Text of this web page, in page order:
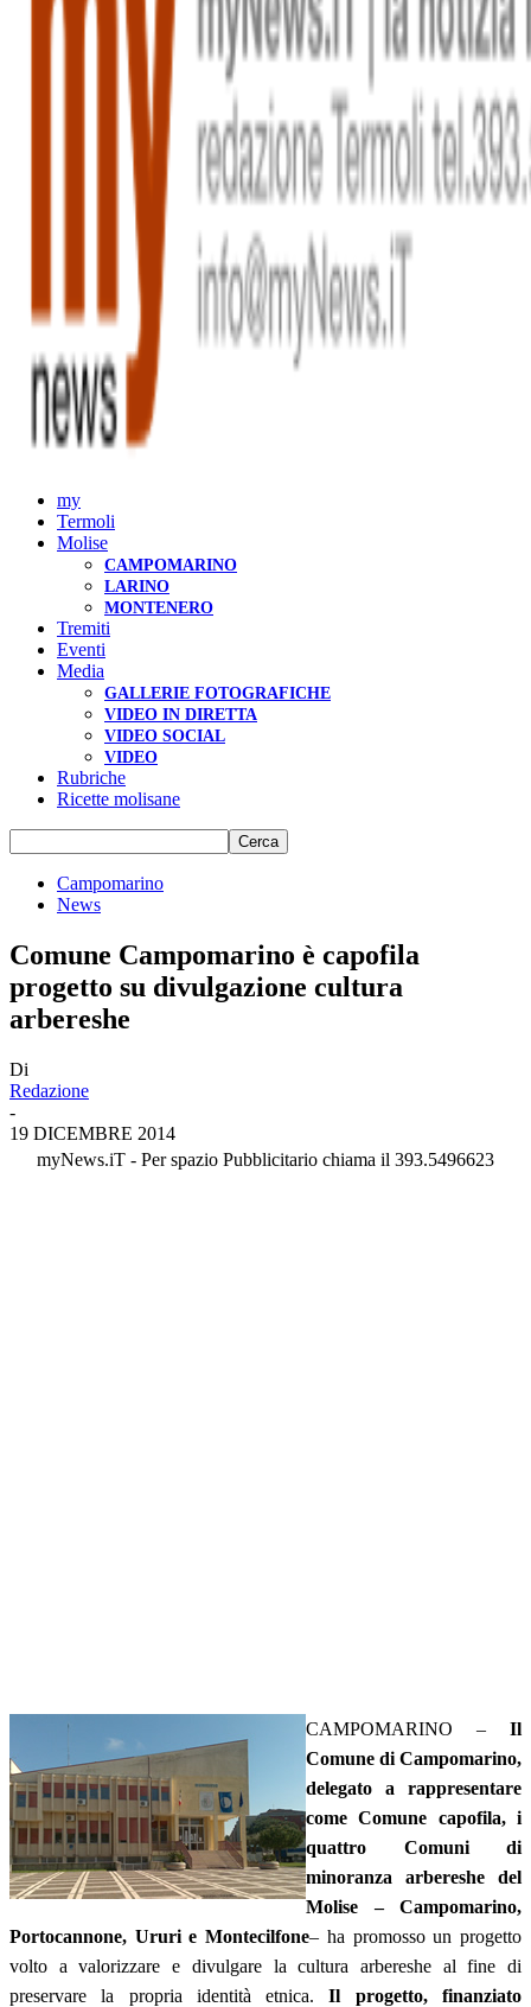
my
Termoli
Molise
CAMPOMARINO
LARINO
MONTENERO
Tremiti
Eventi
Media
GALLERIE FOTOGRAFICHE
VIDEO IN DIRETTA
VIDEO SOCIAL
VIDEO
Rubriche
Ricette molisane
Campomarino
News
Comune Campomarino è capofila
progetto su divulgazione cultura
arbereshe
Di
Redazione
-
19 DICEMBRE 2014
myNews.iT - Per spazio Pubblicitario chiama il 393.5496623
CAMPOMARINO – Il
Comune di Campomarino,
delegato a rappresentare
come Comune capofila, i
quattro Comuni di
minoranza arbereshe del
Molise – Campomarino,
Portocannone, Ururi e Montecilfone– ha promosso un progetto
volto a valorizzare e divulgare la cultura arbereshe al fine di
preservare la propria identità etnica.Il progetto, finanziato